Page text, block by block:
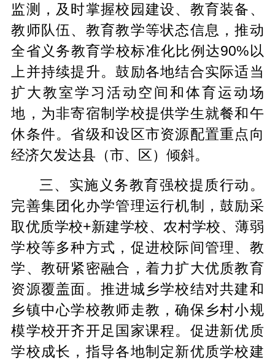
监测，及时掌握校园建设、教育装备、
教师队伍、教育教学等状态信息，推动
全省义务教育学校标准化比例达90%以
上并持续提升。鼓励各地结合实际适当
扩大教室学习活动空间和体育运动场
地，为非寄宿制学校提供学生就餐和午
休条件。省级和设区市资源配置重点向
经济欠发达县（市、区）倾斜。
三、实施义务教育强校提质行动。
完善集团化办学管理运行机制，鼓励采
取优质学校+新建学校、农村学校、薄弱
学校等多种方式，促进校际间管理、教
学、教研紧密融合，着力扩大优质教育
资源覆盖面。推进城乡学校结对共建和
乡镇中心学校教师走教，确保乡村小规
模学校开齐开足国家课程。促进新优质
学校成长，指导各地制定新优质学校建